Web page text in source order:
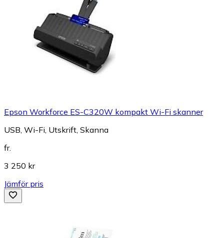
Epson Workforce ES-C320W kompakt Wi-Fi skanner
USB, Wi-Fi, Utskrift, Skanna
fr.
3 250 kr
Jämför pris